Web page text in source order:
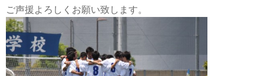
ご声援よろしくお願い致します。